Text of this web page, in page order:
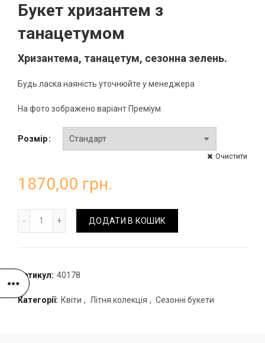
Букет хризантем з
танацетумом
Хризантема, танацетум, сезонна зелень.
Будь ласка наяність уточнюйте у менеджера
На фото зображено варіант Преміум
Розмір
Очистити
1870,00 грн.
ДОДАТИ В КОШИК
Артикул: 40178
Категорії: Квіти , Літня колекція , Сезонні букети